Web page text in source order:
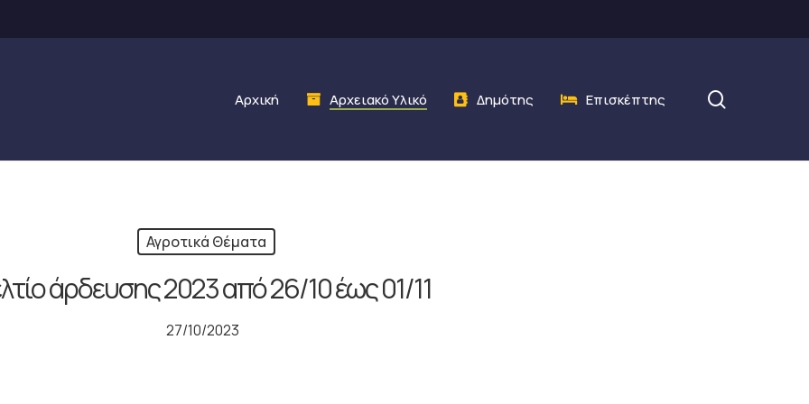
Αρχική Αρχειακό Υλικό Δημότης Επισκέπτης
Αγροτικά Θέματα
άρδευσης 2023 από 26/10 έως 01/11
27/10/2023